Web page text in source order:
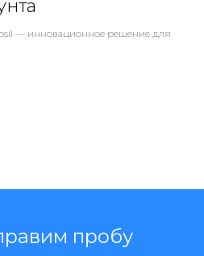
— инновационное решение для
пробу